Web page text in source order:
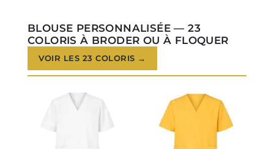
BLOUSE PERSONNALISÉE — 23
COLORIS À BRODER OU À FLOQUER
VOIR LES 23 COLORIS →